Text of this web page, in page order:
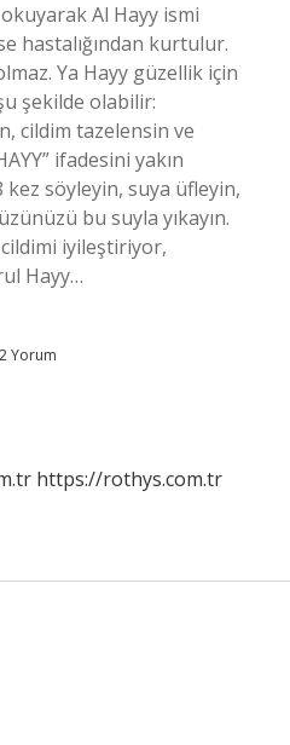
Al Hayy ismi
hastalığından kurtulur.
Ya Hayy güzellik için
şekilde olabilir:
cildim tazelensin ve
ifadesini yakın
söyleyin, suya üfleyin,
bu suyla yıkayın.
iyileştiriyor,
Hayy…
2 Yorum
https://rothys.com.tr